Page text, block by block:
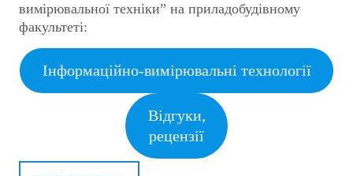
вимірювальної техніки” на приладобудівному
факультеті:
Інформаційно-вимірювальні технології
Відгуки,
рецензії